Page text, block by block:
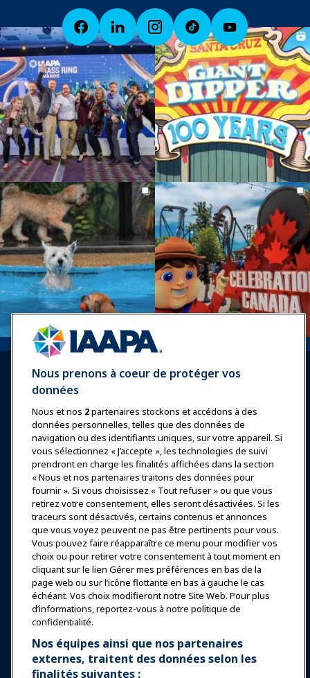
Se connecter Rejoindre maintenant
Récompenses Carrières
Contact
Expositions et Événements
Nouvelles & Funworld
Éducation
Sécurité & Protection
Plaidoyer
Nous prenons à coeur de protéger vos
données
Nous et nos 2partenaires stockons et accédons à des
données personnelles, telles que des données de
navigation ou des identifiants uniques, sur votre appareil. Si
vous sélectionnez « J’accepte », les technologies de suivi
prendront en charge les finalités affichées dans la section
« Nous et nos partenaires traitons des données pour
fournir ». Si vous choisissez « Tout refuser » ou que vous
retirez votre consentement, elles seront désactivées. Si les
traceurs sont désactivés, certains contenus et annonces
que vous voyez peuvent ne pas être pertinents pour vous.
Vous pouvez faire réapparaître ce menu pour modifier vos
choix ou pour retirer votre consentement à tout moment en
cliquant sur le lien Gérer mes préférences en bas de la
page web ou sur l’icône flottante en bas à gauche le cas
échéant. Vos choix modifieront notre Site Web. Pour plus
d’informations, reportez-vous à notre politique de
confidentialité.
Nos équipes ainsi que nos partenaires
externes, traitent des données selon les
finalités suivantes :